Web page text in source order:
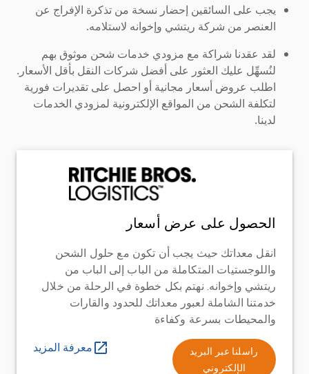
يجب على السائقين إحضار نسخة من تذكرة الإفراج عن
العنصر من شركة ريتشي وإخوانه لاستلامه.
لقد عقدنا شراكة مع مزودي خدمات شحن موثوق بهم
لنُسهِّل عليك العثور على أفضل شركات النقل بأقل الأسعار.
اطلب عروض أسعار مجانية أو احصل على تقديرات فورية
لتكلفة الشحن من المواقع الإلكترونية لمزودي الخدمات
لدينا.
الحصول على عرض أسعار
انقل معداتك حيث يجب أن تكون مع حلول الشحن
واللوجستيات المتكاملة من الباب إلى الباب من
ريتشي وإخوانه. نهتم بكل خطوة في الرحلة من خلال
خدمتنا الشاملة لعبور معداتك للحدود والقارات
والمحيطات بسرعة وكفاءة
راسلنا عبر البريد
الإلكتروني
معرفة المزيد